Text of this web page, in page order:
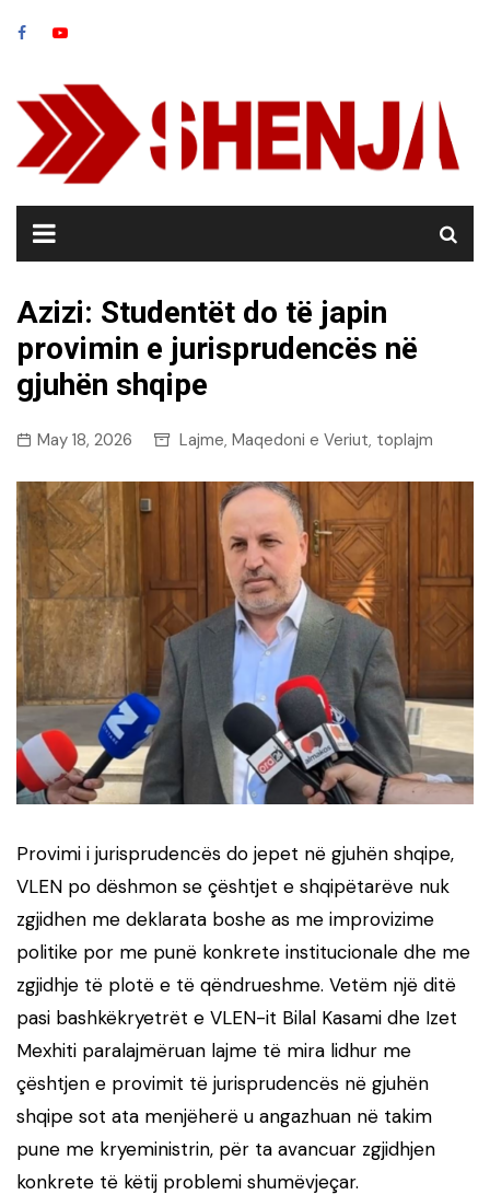
Azizi: Studentët do të japin
provimin e jurisprudencës në
gjuhën shqipe
May 18, 2026 Lajme, Maqedoni e Veriut, toplajm
Provimi i jurisprudencës do jepet në gjuhën shqipe,
VLEN po dëshmon se çështjet e shqipëtarëve nuk
zgjidhen me deklarata boshe as me improvizime
politike por me punë konkrete institucionale dhe me
zgjidhje të plotë e të qëndrueshme. Vetëm një ditë
pasi bashkëkryetrët e VLEN-it Bilal Kasami dhe Izet
Mexhiti paralajmëruan lajme të mira lidhur me
çështjen e provimit të jurisprudencës në gjuhën
shqipe sot ata menjëherë u angazhuan në takim
pune me kryeministrin, për ta avancuar zgjidhjen
konkrete të këtij problemi shumëvjeçar.